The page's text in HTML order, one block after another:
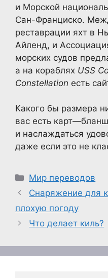
и Морской
Сан-Франциско.
реставрации яхт в
Айленд, и
морских судов
а на кораблях USS
Constellation есть
Какого бы размера
вас есть
и наслаждаться
даже если это не
Рубрики
Мир переводов
Снаряжение для
плохую погоду
Что делает киль?